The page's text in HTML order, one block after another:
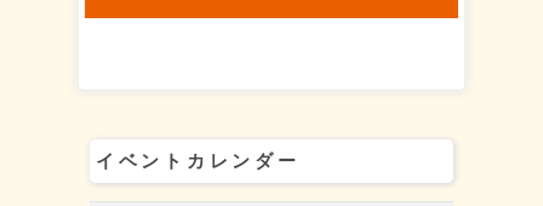
イベントカレンダー